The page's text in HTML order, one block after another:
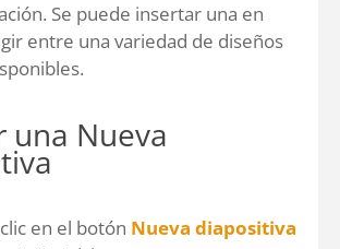
Se puede insertar una en
entre una variedad de diseños
una Nueva
en el botón Nueva diapositiva